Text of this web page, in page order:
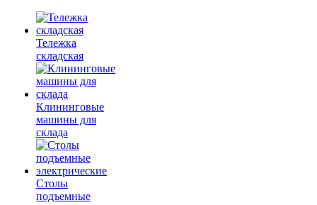
Тележка
складская
Клининговые
машины для
склада
Столы
подъемные